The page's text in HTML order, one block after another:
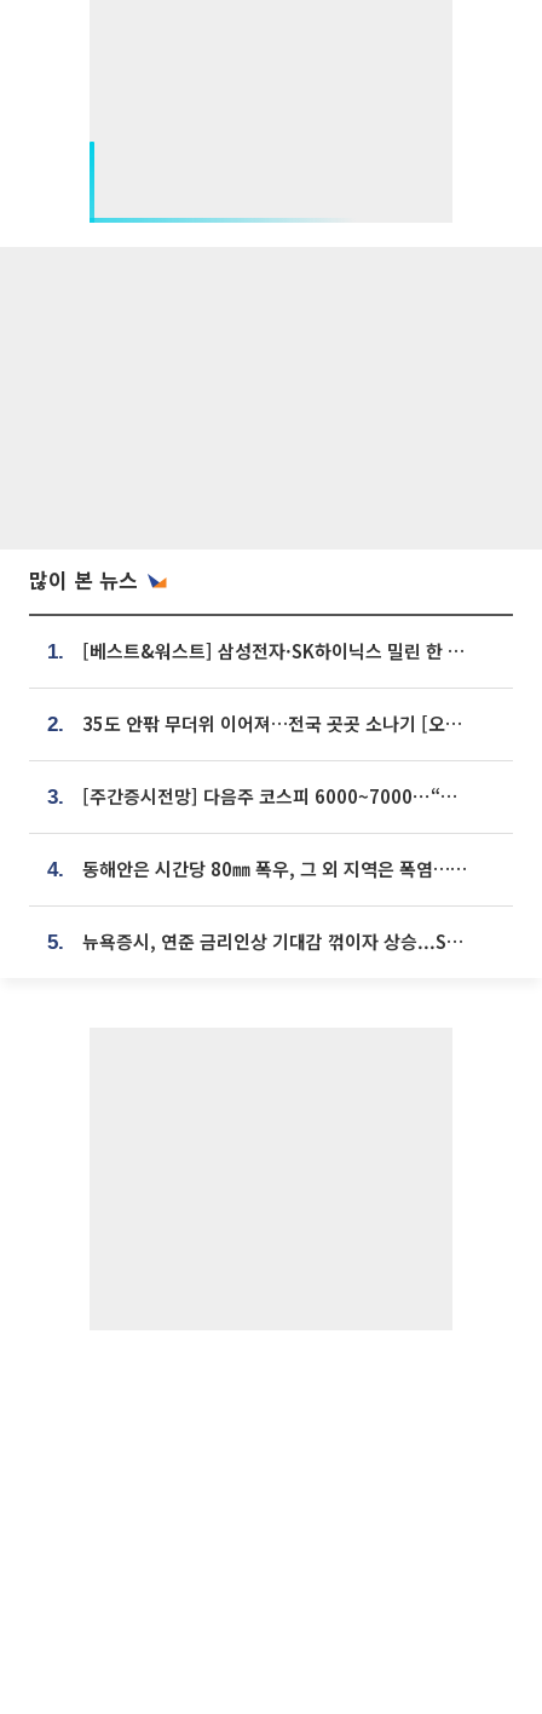
많이 본 뉴스
1. [베스트&워스트] 삼성전자·SK하이닉스 밀린 한 주…상상인증권은 85% 급등
2. 35도 안팎 무더위 이어져…전국 곳곳 소나기 [오늘 날씨]
3. [주간증시전망] 다음주 코스피 6000~7000⋯“外人 수급은 정책이 변수”
4. 동해안은 시간당 80㎜ 폭우, 그 외 지역은 폭염…‘극과 극 날씨’
5. 뉴욕증시, 연준 금리인상 기대감 꺾이자 상승...S&P500 사상 최고치 [종합]